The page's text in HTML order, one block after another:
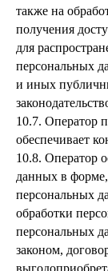
также на
получения
для
персональных
и иных
10.7. Оператор
обеспечивает
10.8. Оператор
данных в
персональных
обработки
персональных
законом,